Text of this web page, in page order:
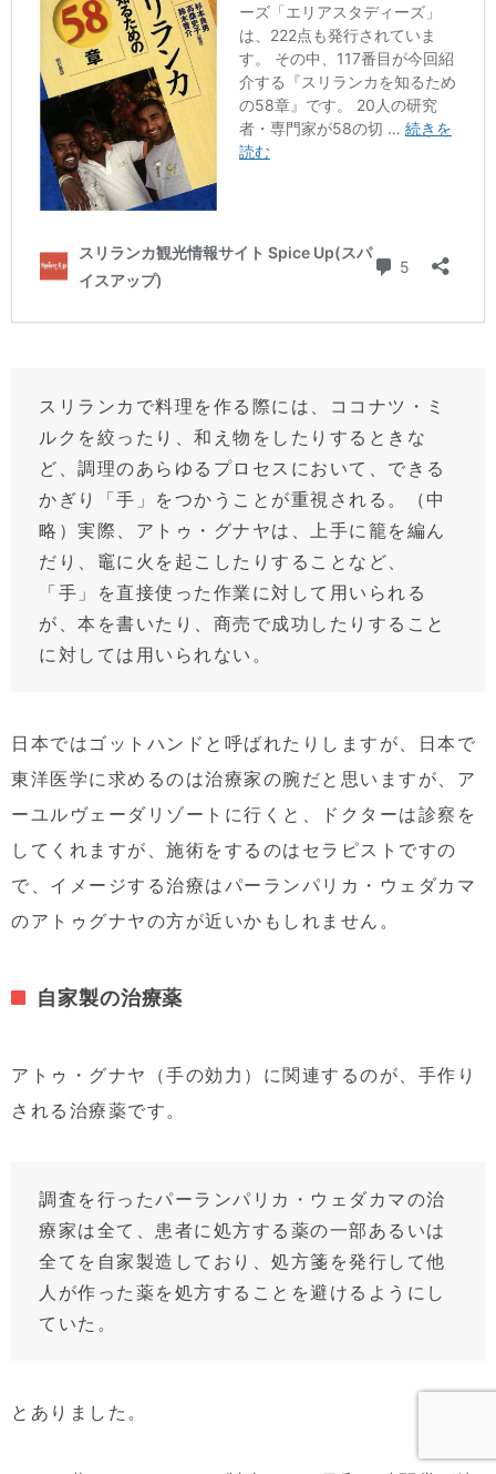
スリランカで料理を作る際には、ココナツ・ミ
ルクを絞ったり、和え物をしたりするときな
ど、調理のあらゆるプロセスにおいて、できる
かぎり「手」をつかうことが重視される。（中
略）実際、アトゥ・グナヤは、上手に籠を編ん
だり、竈に火を起こしたりすることなど、
「手」を直接使った作業に対して用いられる
が、本を書いたり、商売で成功したりすること
に対しては用いられない。
日本ではゴットハンドと呼ばれたりしますが、日本で
東洋医学に求めるのは治療家の腕だと思いますが、ア
ーユルヴェーダリゾートに行くと、ドクターは診察を
してくれますが、施術をするのはセラピストですの
で、イメージする治療はパーランパリカ・ウェダカマ
のアトゥグナヤの方が近いかもしれません。
自家製の治療薬
アトゥ・グナヤ（手の効力）に関連するのが、手作り
される治療薬です。
調査を行ったパーランパリカ・ウェダカマの治
療家は全て、患者に処方する薬の一部あるいは
全てを自家製造しており、処方箋を発行して他
人が作った薬を処方することを避けるようにし
ていた。
とありました。